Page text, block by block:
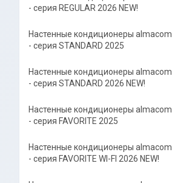
- серия REGULAR 2026 NEW!
Настенные кондиционеры almacom
- серия STANDARD 2025
Настенные кондиционеры almacom
- серия STANDARD 2026 NEW!
Настенные кондиционеры almacom
- серия FAVORITE 2025
Настенные кондиционеры almacom
- серия FAVORITE WI-FI 2026 NEW!